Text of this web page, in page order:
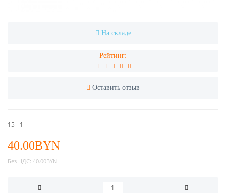
На складе
Рейтинг:
Оставить отзыв
15 - 1
40.00BYN
Без НДС: 40.00BYN